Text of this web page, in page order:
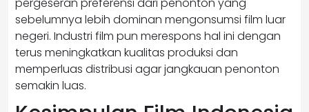
sebelumnya lebih dominan mengonsumsi film luar
negeri. Industri film pun merespons hal ini dengan
terus meningkatkan kualitas produksi dan
memperluas distribusi agar jangkauan penonton
semakin luas.